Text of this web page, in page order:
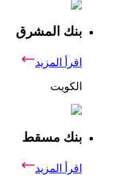
بنك المشرق
اقرأ المزيد
الكويت
بنك مسقط
اقرأ المزيد